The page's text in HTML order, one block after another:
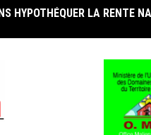
HYPOTHÉQUER LA
: Le Mali réélu au